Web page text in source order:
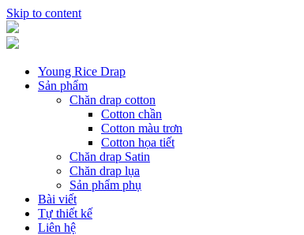
Skip to content
Young Rice Drap
Sản phẩm
Chăn drap cotton
Cotton chần
Cotton màu trơn
Cotton họa tiết
Chăn drap Satin
Chăn drap lụa
Sản phẩm phụ
Bài viết
Tự thiết kế
Liên hệ